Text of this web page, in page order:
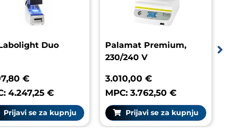
Labolight Duo
€
4.247,25 €
Prijavi se za kupnju
Palamat Premium,
230/240 V
3.010,00 €
MPC: 3.762,50 €
Prijavi se za kupnju